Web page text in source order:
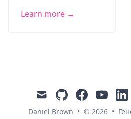
Learn more →
mail githubfacebookyoutube
Daniel Brown • © 2026 •